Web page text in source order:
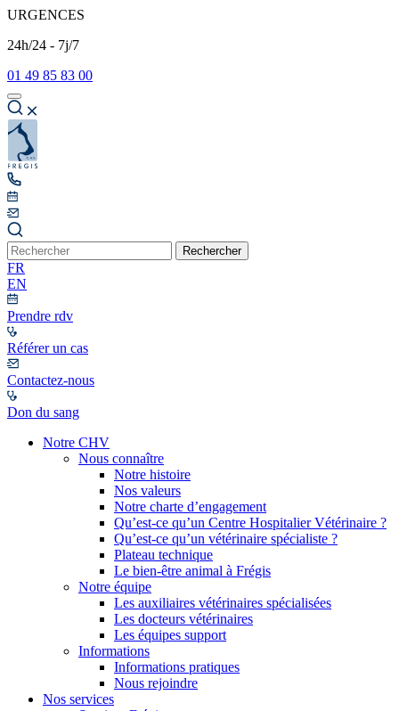
URGENCES
24h/24 - 7j/7
01 49 85 83 00
Rechercher
FR
EN
Prendre rdv
Référer un cas
Contactez-nous
Don du sang
Notre CHV
Nous connaître
Notre histoire
Nos valeurs
Notre charte d’engagement
Qu’est-ce qu’un Centre Hospitalier Vétérinaire ?
Qu’est-ce qu’un vétérinaire spécialiste ?
Plateau technique
Le bien-être animal à Frégis
Notre équipe
Les auxiliaires vétérinaires spécialisées
Les docteurs vétérinaires
Les équipes support
Informations
Informations pratiques
Nous rejoindre
Nos services